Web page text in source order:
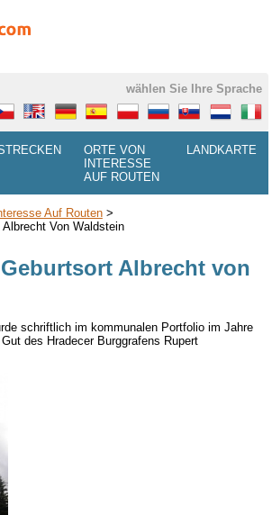
wählen Sie Ihre Sprache
ORTE VON
INTERESSE
AUF ROUTEN
LANDKARTE
Auf Routen>
Von Waldstein
Albrecht von
schriftlich im kommunalen Portfolio im Jahre
des Hradecer Burggrafens Rupert